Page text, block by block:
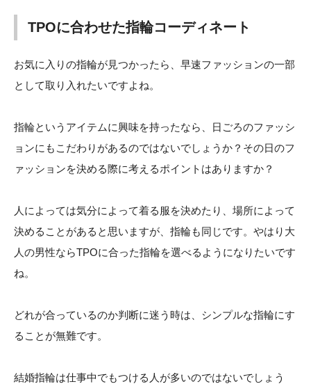
TPOに合わせた指輪コーディネート
お気に入りの指輪が見つかったら、早速ファッションの一部
として取り入れたいですよね。
指輪というアイテムに興味を持ったなら、日ごろのファッシ
ョンにもこだわりがあるのではないでしょうか？その日のフ
ァッションを決める際に考えるポイントはありますか？
人によっては気分によって着る服を決めたり、場所によって
決めることがあると思いますが、指輪も同じです。やはり大
人の男性ならTPOに合った指輪を選べるようになりたいです
ね。
どれが合っているのか判断に迷う時は、シンプルな指輪にす
ることが無難です。
結婚指輪は仕事中でもつける人が多いのではないでしょう